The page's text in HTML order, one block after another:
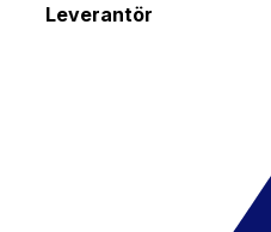
Leverantör